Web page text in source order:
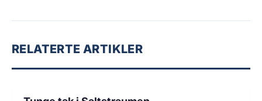
RELATERTE ARTIKLER
FORTELLINGER
12 min lesetid